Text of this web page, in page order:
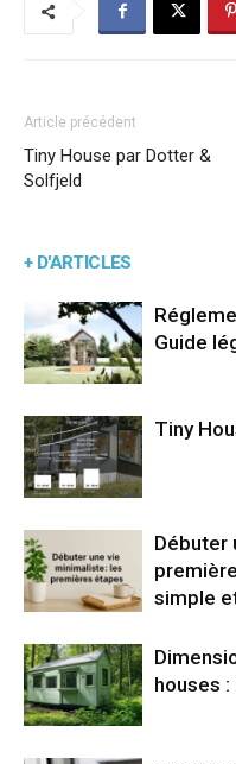
Article précédent
Tiny House par Dotter &
Solfjeld
+ D'ARTICLES
Guide
Tiny
Débuter
simple
houses :